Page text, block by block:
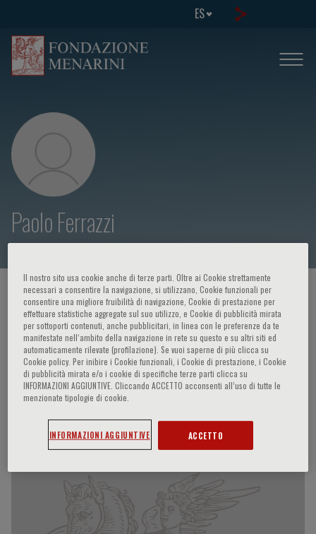
ES
Paolo Ferrazzi
HOME PAGE / CURSOS Y EVENTOS / ORADOR
Paolo Ferrazzi
Participaciones del ponente
Il nostro sito usa cookie anche di terze parti. Oltre ai Cookie strettamente
necessari a consentire la navigazione, si utilizzano, Cookie funzionali per
consentire una migliore fruibilità di navigazione, Cookie di prestazione per
effettuare statistiche aggregate sul suo utilizzo, e Cookie di pubblicità mirata
per sottoporti contenuti, anche pubblicitari, in linea con le preferenze da te
manifestate nell‘ambito della navigazione in rete su questo e su altri siti ed
automaticamente rilevate (profilazione). Se vuoi saperne di più clicca su
Cookie policy. Per inibire i Cookie funzionali, i Cookie di prestazione, i Cookie
di pubblicità mirata e/o i cookie di specifiche terze parti clicca su
INFORMAZIONI AGGIUNTIVE. Cliccando ACCETTO acconsenti all’uso di tutte le
menzionate tipologie di cookie.
INFORMAZIONI AGGIUNTIVE ACCETTO